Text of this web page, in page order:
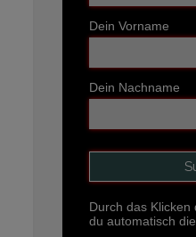
Dein Vorname
Dein Nachname
Durch das
du automatisch die